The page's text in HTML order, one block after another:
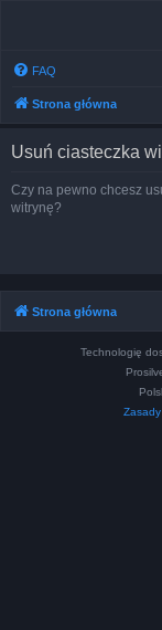
FAQ
Strona główna
Usuń ciasteczka
Czy na pewno chcesz
witrynę?
Strona główna
Technologię